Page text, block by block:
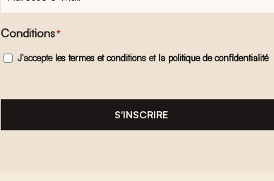
mail
Conditions*
J'accepte les termes et conditionset la politique de confidentialité
S'INSCRIRE